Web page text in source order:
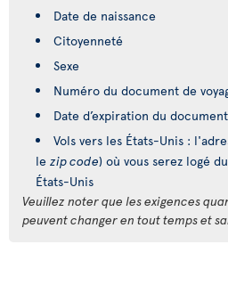
Date de naissance
Citoyenneté
Sexe
Numéro du document de
Date d’expiration du
Vols vers les États-Unis :
le zip code) où vous serez logé
États-Unis
Veuillez noter que les exigences
peuvent changer en tout temps et